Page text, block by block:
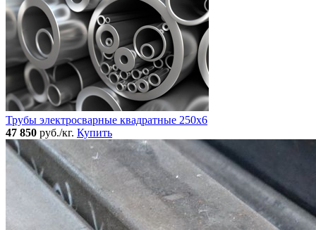
Трубы электросварные квадратные 250x6
47 850 руб./кг. Купить